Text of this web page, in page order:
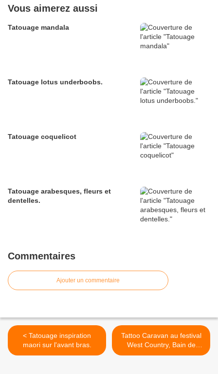
Vous aimerez aussi
Tatouage mandala
Tatouage lotus underboobs.
Tatouage coquelicot
Tatouage arabesques, fleurs et
dentelles.
Commentaires
Ajouter un commentaire
< Tatouage inspiration
maori sur l'avant bras.
Tattoo Caravan au festival
West Country, Bain de
Bretagne (35). >